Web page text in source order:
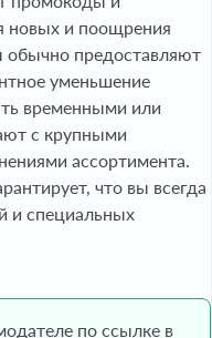
новых и поощрения
предоставляют
уменьшение
временными или
с крупными
ассортимента.
что вы всегда
и специальных
по ссылке в